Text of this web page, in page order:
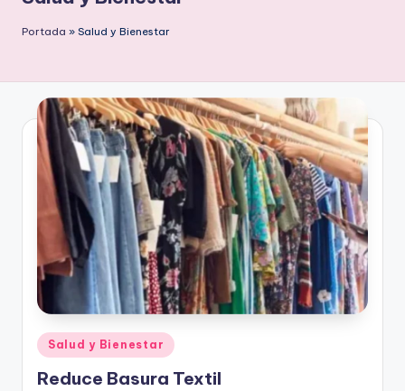
r
e
o
d
e
M
o
r
el
o
s
Portada » Salud y Bienestar
Publicado
en
Salud y Bienestar
Reduce Basura Textil